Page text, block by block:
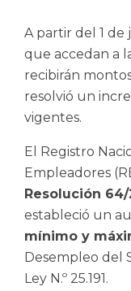
A partir del 1 de
que accedan a
recibirán
resolvió un
vigentes.
El Registro
Empleadores
Resolución 64/
estableció un
mínimo y
Desempleo del
Ley N.º 25.191.